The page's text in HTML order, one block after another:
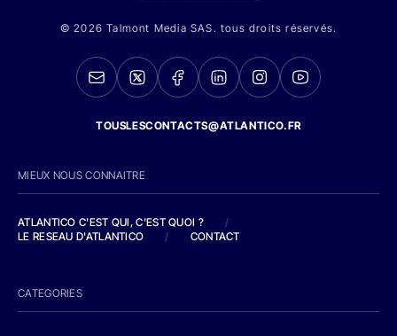
© 2026 Talmont Media SAS. tous droits réservés.
TOUSLESCONTACTS@ATLANTICO.FR
MIEUX NOUS CONNAITRE
ATLANTICO C'EST QUI, C'EST QUOI ?
/
LE RESEAU D'ATLANTICO
/ CONTACT
CATEGORIES